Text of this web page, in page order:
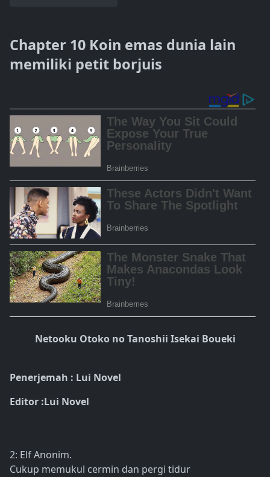
Chapter 10 Koin emas dunia lain
memiliki petit borjuis
Netooku Otoko no Tanoshii Isekai Boueki
Penerjemah : Lui Novel
Editor :Lui Novel
2: Elf Anonim.
Cukup memukul cermin dan pergi tidur